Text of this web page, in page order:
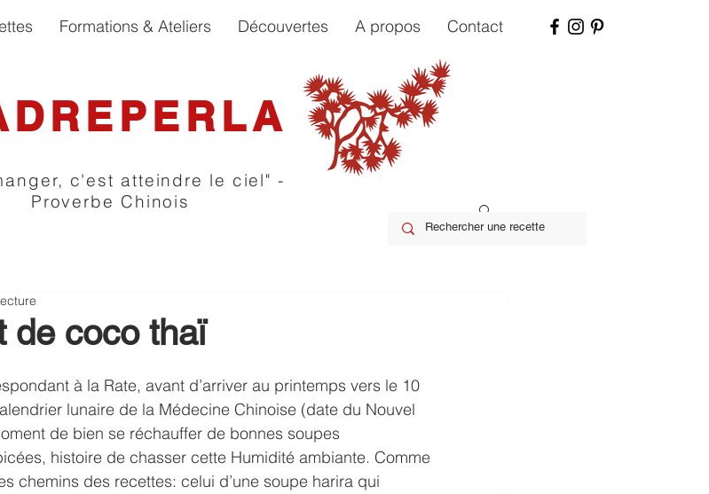
Formations & Ateliers Découvertes A propos Contact
c'est atteindre le ciel" -
Proverbe Chinois
de coco thaï
à la Rate, avant d’arriver au printemps vers le 10
lunaire de la Médecine Chinoise (date du Nouvel
de bien se réchauffer de bonnes soupes
histoire de chasser cette Humidité ambiante. Comme
chemins des recettes: celui d’une soupe harira qui